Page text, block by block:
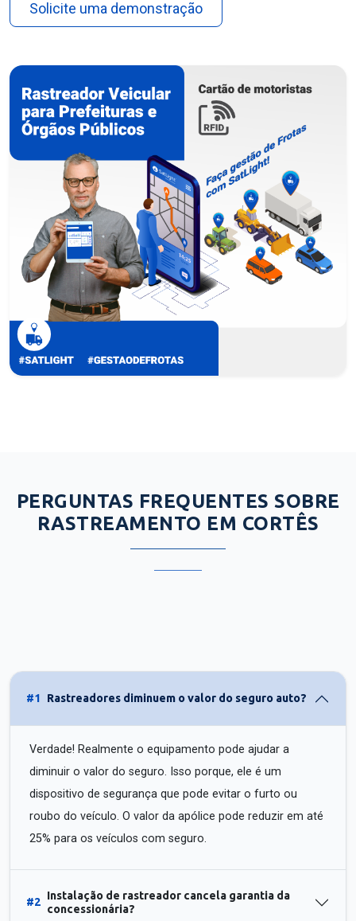
Solicite uma demonstração
PERGUNTAS FREQUENTES SOBRE
RASTREAMENTO EM CORTÊS
#1 Rastreadores diminuem o valor do seguro auto?
Verdade! Realmente o equipamento pode ajudar a
diminuir o valor do seguro. Isso porque, ele é um
dispositivo de segurança que pode evitar o furto ou
roubo do veículo. O valor da apólice pode reduzir em até
25% para os veículos com seguro.
#2
Instalação de rastreador cancela garantia da
concessionária?